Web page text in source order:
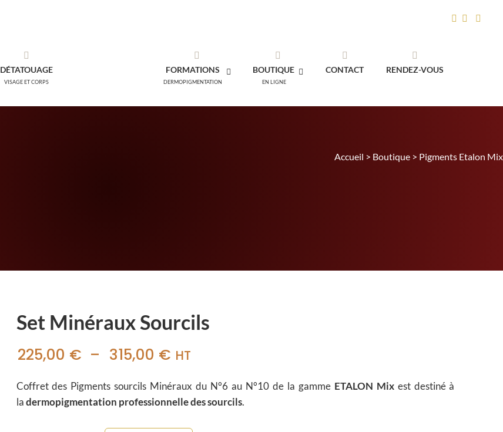
DÉTATOUAGE
VISAGE ET CORPS
FORMATIONS
DERMOPIGMENTATION
BOUTIQUE
EN LIGNE
CONTACT RENDEZ-VOUS
Accueil > Boutique > Pigments Etalon Mix
Set Minéraux Sourcils
225,00 € – 315,00 €Plage
prix :
HT
Coffret des Pigments sourcils Minéraux du N°6 au N°10 de la gamme ETALON Mixest destiné à
ladermopigmentation professionnelle des sourcils.